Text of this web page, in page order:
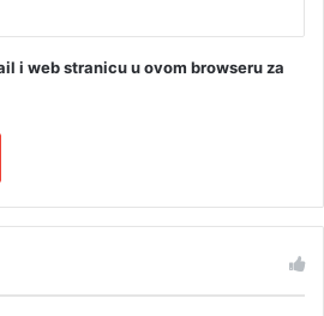
i web stranicu u ovom browseru za